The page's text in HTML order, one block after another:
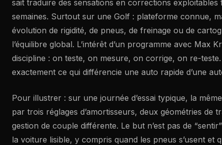
sait traduire des sensations en corrections exploitables
semaines. Surtout sur une Golf : plateforme connue,
évolution de rigidité, de pneus, de freinage ou de
l’équilibre global. L’intérêt d’un programme avec Max
discipline : on teste, on mesure, on corrige, on re-teste.
exactement ce qui différencie une auto rapide d’une
Pour illustrer : sur une journée d’essai typique, la
par trois réglages d’amortisseurs, deux géométries de
gestion de couple différente. Le but n’est pas de
la voiture lisible, y compris quand les pneus s’usent et